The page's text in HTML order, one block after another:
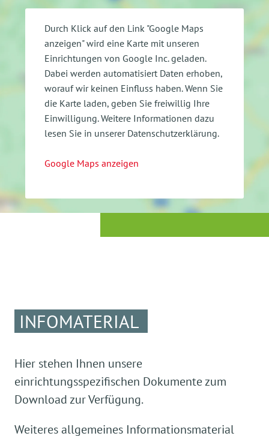
Durch Klick auf den Link "Google Maps
anzeigen" wird eine Karte mit unseren
Einrichtungen von Google Inc. geladen.
Dabei werden automatisiert Daten erhoben,
worauf wir keinen Einfluss haben. Wenn Sie
die Karte laden, geben Sie freiwillig Ihre
Einwilligung. Weitere Informationen dazu
lesen Sie in unserer Datenschutzerklärung.
Google Maps anzeigen
INFOMATERIAL
Hier stehen Ihnen unsere
einrichtungsspezifischen Dokumente zum
Download zur Verfügung.
Weiteres allgemeines Informationsmaterial